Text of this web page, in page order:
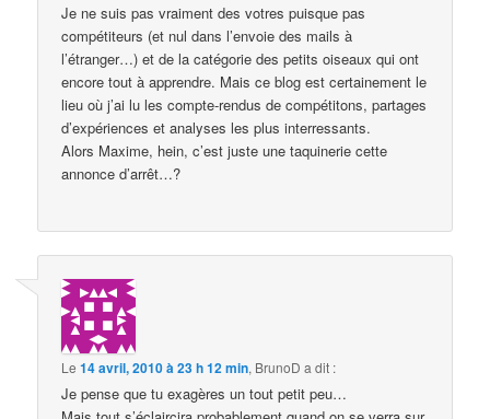
Je ne suis pas vraiment des votres puisque pas
compétiteurs (et nul dans l’envoie des mails à
l’étranger…) et de la catégorie des petits oiseaux qui ont
encore tout à apprendre. Mais ce blog est certainement le
lieu où j’ai lu les compte-rendus de compétitons, partages
d’expériences et analyses les plus interressants.
Alors Maxime, hein, c’est juste une taquinerie cette
annonce d’arrêt…?
Le14 avril, 2010 à 23 h 12 min, BrunoD a dit :
Je pense que tu exagères un tout petit peu…